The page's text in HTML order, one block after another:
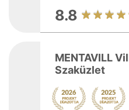
8.8
MENTAVILL
Szaküzlet